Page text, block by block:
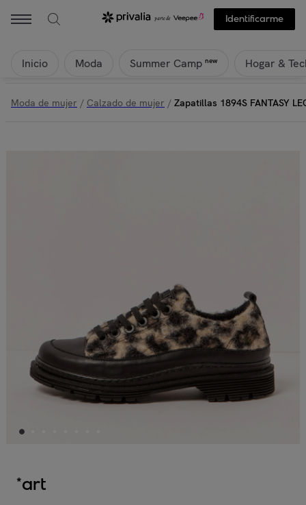
Identificarme
Inicio Moda Summer Camp new Hogar &
Moda de mujer / Calzado de mujer / Zapatillas 1894S FANTASY
*art